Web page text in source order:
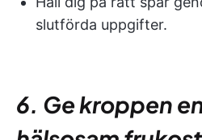
slutförda uppgifter.
6. Ge kroppen